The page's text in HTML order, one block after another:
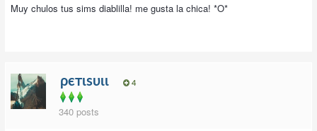
Muy chulos tus sims diablilla! me gusta la chica! *O*
ρєтιѕυιι 4
340 posts